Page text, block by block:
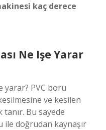
kaç derece
Ne Işe Yarar
yarar? PVC boru
ve kesilen
Bu sayede
doğrudan kaynaşır